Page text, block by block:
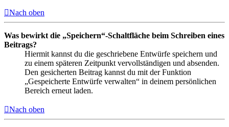
Nach oben
Was bewirkt die „Speichern“-Schaltfläche beim Schreiben eines
Beitrags?
Hiermit kannst du die geschriebene Entwürfe speichern und
zu einem späteren Zeitpunkt vervollständigen und absenden.
Den gesicherten Beitrag kannst du mit der Funktion
„Gespeicherte Entwürfe verwalten“ in deinem persönlichen
Bereich erneut laden.
Nach oben